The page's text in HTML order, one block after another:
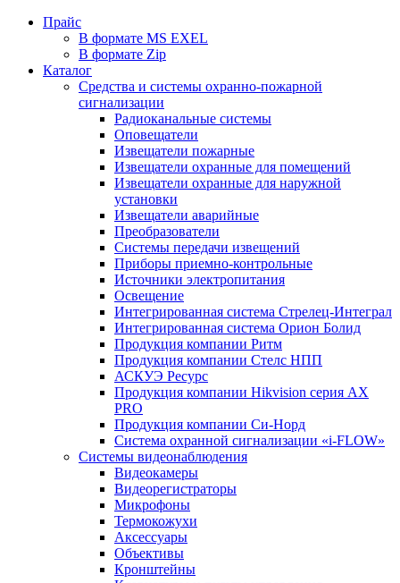
Прайс
В формате MS EXEL
В формате Zip
Каталог
Средства и системы охранно-пожарной
сигнализации
Радиоканальные системы
Оповещатели
Извещатели пожарные
Извещатели охранные для помещений
Извещатели охранные для наружной
установки
Извещатели аварийные
Преобразователи
Системы передачи извещений
Приборы приемно-контрольные
Источники электропитания
Освещение
Интегрированная система Стрелец-Интеграл
Интегрированная система Орион Болид
Продукция компании Ритм
Продукция компании Стелс НПП
АСКУЭ Ресурс
Продукция компании Hikvision серия AX
PRO
Продукция компании Си-Норд
Система охранной сигнализации «i-FLOW»
Системы видеонаблюдения
Видеокамеры
Видеорегистраторы
Микрофоны
Термокожухи
Аксессуары
Объективы
Кронштейны